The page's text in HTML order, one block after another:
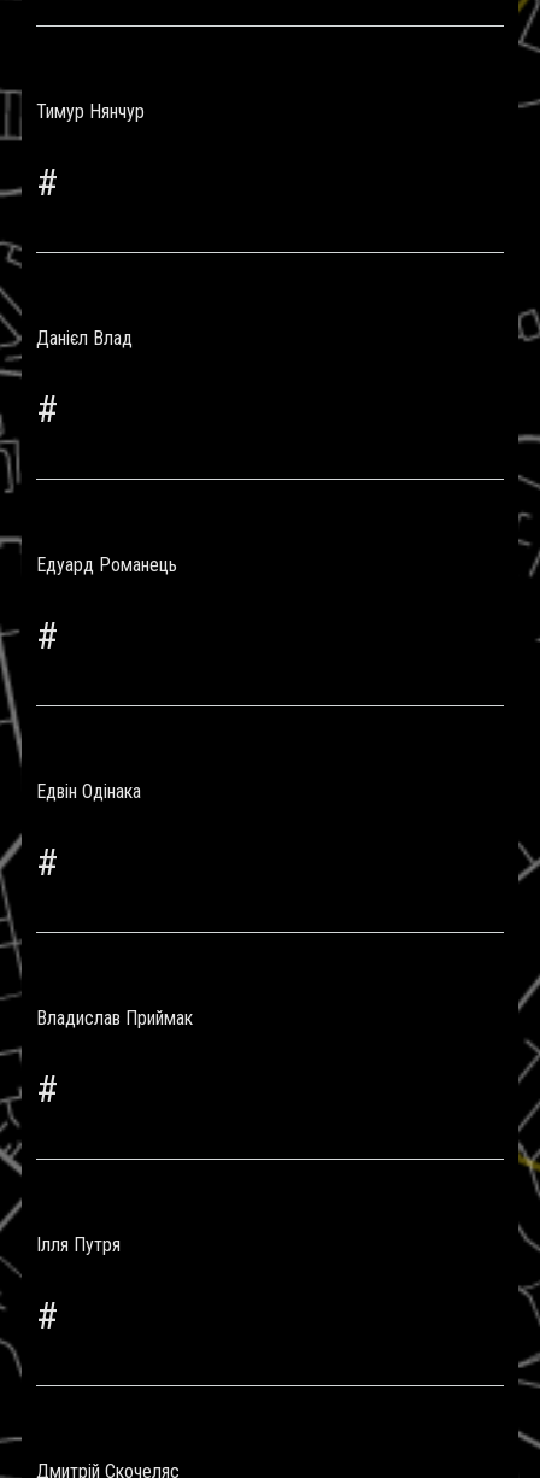
Тимур Нянчур
#
Данієл Влад
#
Едуард Романець
#
Едвін Одінака
#
Владислав Приймак
#
Ілля Путря
#
Дмитрій Скочеляс